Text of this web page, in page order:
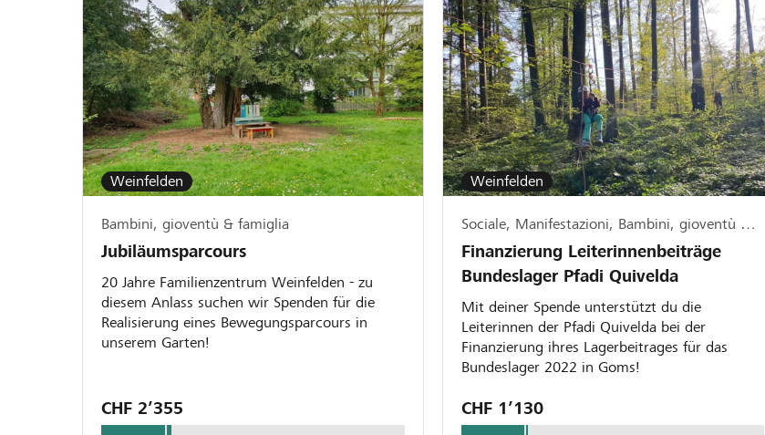
Weinfelden
Bambini, gioventù & famiglia
Jubiläumsparcours
20 Jahre Familienzentrum Weinfelden - zu
diesem Anlass suchen wir Spenden für die
Realisierung eines Bewegungsparcours in
unserem Garten!
CHF 2’355
Weinfelden
Sociale, Manifestazioni, Bambini, gioventù & famiglia
Finanzierung Leiterinnenbeiträge
Bundeslager Pfadi Quivelda
Mit deiner Spende unterstützt du die
Leiterinnen der Pfadi Quivelda bei der
Finanzierung ihres Lagerbeitrages für das
Bundeslager 2022 in Goms!
CHF 1’130